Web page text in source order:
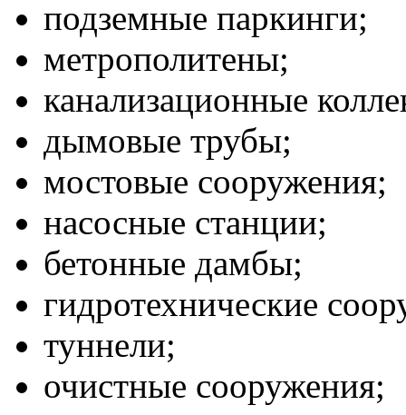
подземные паркинги;
метрополитены;
канализационные
дымовые трубы;
мостовые сооружения;
насосные станции;
бетонные дамбы;
гидротехнические
туннели;
очистные сооружения;